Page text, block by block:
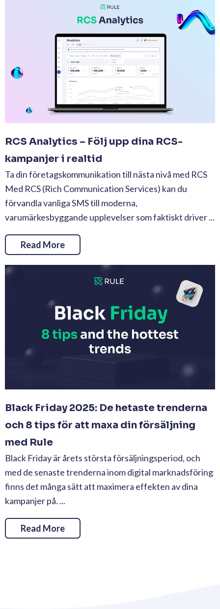
RCS Analytics – Följ upp dina RCS-
kampanjer i realtid
Ta din företagskommunikation till nästa nivå med RCS
Med RCS (Rich Communication Services) kan du
förvandla vanliga SMS till moderna,
varumärkesbyggande upplevelser som faktiskt driver ...
Read More
Black Friday 2025: De hetaste trenderna
och 8 tips för att maxa din försäljning
med Rule
Black Friday är årets största försäljningsperiod, och
med de senaste trenderna inom digital marknadsföring
finns det många sätt att maximera effekten av dina
kampanjer på. ...
Read More